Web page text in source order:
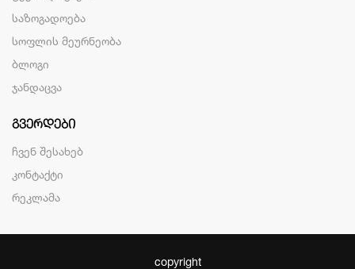
საზოგადოება
სოფლის მეურნეობა
ბლოგი
ჯანდაცვა
ᲒᲕᲔᲠᲓᲔᲑᲘ
ჩვენ შესახებ
კონტაქტი
რეკლამა
copyright